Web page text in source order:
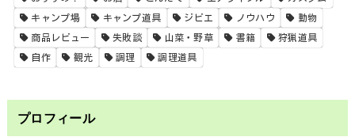
キャンプ場 キャンプ道具 ジビエ ノウハウ 動物
商品レビュー 失敗談 山菜・野草 書籍 狩猟道具
自作 観光 調理 調理道具
プロフィール